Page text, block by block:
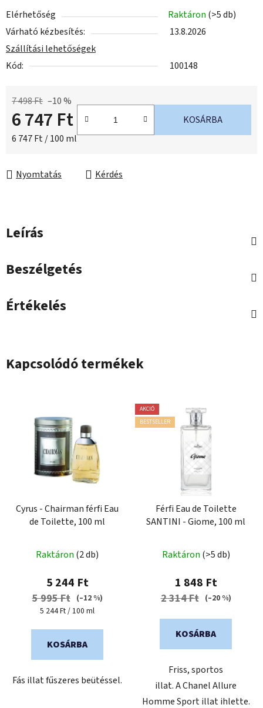
Elérhetőség Raktáron (>5 db)
Várható kézbesítés:
13.8.2026
Szállítási lehetőségek
Kód:
100148
7 498 Ft –10 %
6 747 Ft
Egységár:
6 747 Ft / 100 ml
KOSÁRBA
Nyomtatás Kérdés
Leírás
Beszélgetés
Értékelés
Kapcsolódó termékek
Cyrus - Chairman férfi Eau
de Toilette, 100 ml
Raktáron (2 db)
5 244 Ft
5 995 Ft
(–12 %)
Egységár:
5 244 Ft / 100 ml
KOSÁRBA
Fás illat fűszeres beütéssel.
AKCIÓ
BESTSELLER
Férfi Eau de Toilette
SANTINI - Giome, 100 ml
Raktáron (>5 db)
1 848 Ft
2 314 Ft (–20 %)
KOSÁRBA
Friss, sportos
illat. A Chanel Allure
Homme Sport illat ihlette.